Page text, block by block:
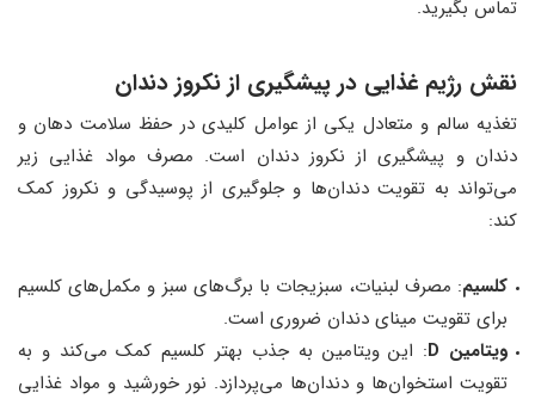
تماس بگیرید.
نقش رژیم غذایی در پیشگیری از نکروز دندان
تغذیه سالم و متعادل یکی از عوامل کلیدی در حفظ سلامت دهان و
دندان و پیشگیری از نکروز دندان است. مصرف مواد غذایی زیر
می‌تواند به تقویت دندان‌ها و جلوگیری از پوسیدگی و نکروز کمک
کند:
کلسیم: مصرف لبنیات، سبزیجات با برگ‌های سبز و مکمل‌های کلسیم
برای تقویت مینای دندان ضروری است.
ویتامین D
: این ویتامین به جذب بهتر کلسیم کمک می‌کند و به
تقویت استخوان‌ها و دندان‌ها می‌پردازد. نور خورشید و مواد غذایی